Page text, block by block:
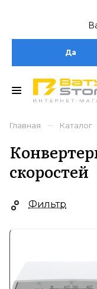
Да
Главная – Каталог
скоростей
Фильтр